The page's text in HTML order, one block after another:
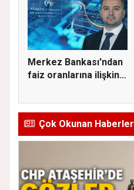
Merkez Bankası'ndan
faiz oranlarına ilişkin
Çok Okunan Haberler